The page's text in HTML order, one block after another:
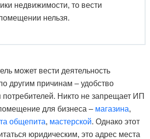
недвижимости, то вести
нельзя.
может вести деятельность
другим причинам – удобство
потребителей. Никто не запрещает ИП
для бизнеса – магазина,
общепита, мастерской. Однако этот
юридическим, это адрес места